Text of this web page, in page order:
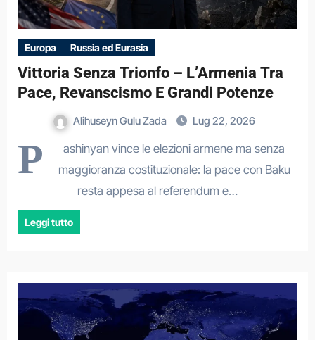
Europa Russia ed Eurasia
Vittoria Senza Trionfo – L’Armenia Tra
Pace, Revanscismo E Grandi Potenze
Alihuseyn Gulu Zada Lug 22, 2026
P
ashinyan vince le elezioni armene ma senza
maggioranza costituzionale: la pace con Baku
resta appesa al referendum e…
Leggi tutto